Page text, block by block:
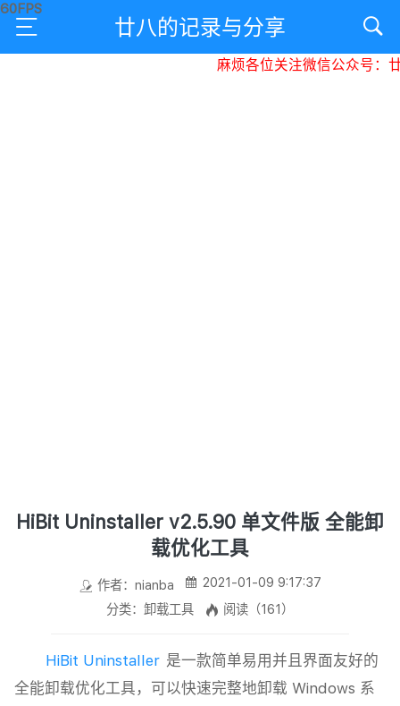
廿八的记录与分享
麻烦各位关注微信公众号：廿
HiBit Uninstaller v2.5.90 单文件版 全能卸
载优化工具
作者：nianba
2021-01-09 9:17:37
分类：卸载工具
阅读（161）
HiBit Uninstaller 是一款简单易用并且界面友好的
全能卸载优化工具，可以快速完整地卸载 Windows 系